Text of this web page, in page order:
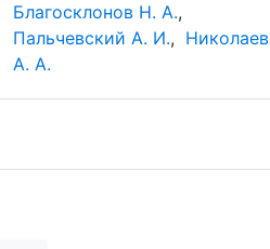
Благосклонов Н. А.,
Пальчевский А. И., Николаев
А. А.